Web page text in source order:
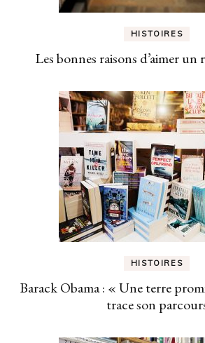
HISTOIRES
Les bonnes raisons d’aimer
HISTOIRES
Barack Obama : « Une terre
trace son